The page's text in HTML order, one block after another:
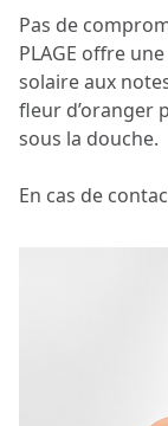
Pas de
PLAGE offre
solaire aux
fleur d’oranger
sous la douche.
En cas de